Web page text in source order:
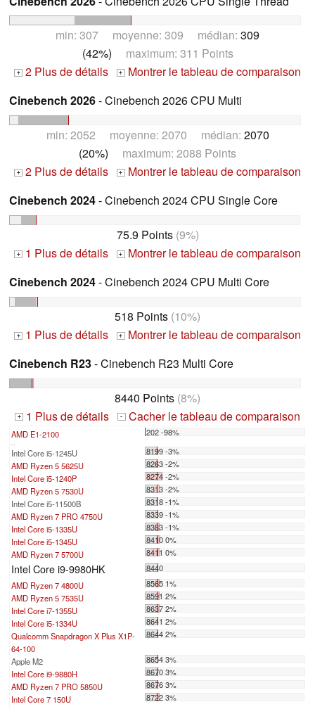
min: 307 moyenne: 309 médian: 309
(42%) maximum: 311 Points
+ 2 Plus de détails + Montrer le tableau de comparaison
Cinebench 2026- Cinebench 2026 CPU Multi
min: 2052 moyenne: 2070 médian: 2070
(20%) maximum: 2088 Points
+ 2 Plus de détails + Montrer le tableau de comparaison
Cinebench 2024- Cinebench 2024 CPU Single Core
75.9 Points(9%)
+ 1 Plus de détails + Montrer le tableau de comparaison
Cinebench 2024- Cinebench 2024 CPU Multi Core
518 Points (10%)
+ 1 Plus de détails + Montrer le tableau de comparaison
Cinebench R23- Cinebench R23 Multi Core
8440 Points (8%)
+ 1 Plus de détails - Cacher le tableau de comparaison
AMD E1-2100 202 -98%
Intel Core i5-1245U
8199 -3%
AMD Ryzen 5 5625U
8263 -2%
Intel Core i5-1240P
8274 -2%
AMD Ryzen 5 7530U
8313 -2%
Intel Core i5-11500B
8318 -1%
AMD Ryzen 7 PRO 4750U
8339 -1%
Intel Core i5-1335U
8383 -1%
Intel Core i5-1345U
8410 0%
AMD Ryzen 7 5700U
8411 0%
Intel Core i9-9980HK
8440
AMD Ryzen 7 4800U
8565 1%
AMD Ryzen 5 7535U
8591 2%
Intel Core i7-1355U
8637 2%
Intel Core i5-1334U
8641 2%
Qualcomm Snapdragon X Plus X1P-
64-100
8644 2%
Apple M2
8654 3%
Intel Core i9-9880H
8670 3%
AMD Ryzen 7 PRO 5850U
8676 3%
Intel Core 7 150U
8722 3%